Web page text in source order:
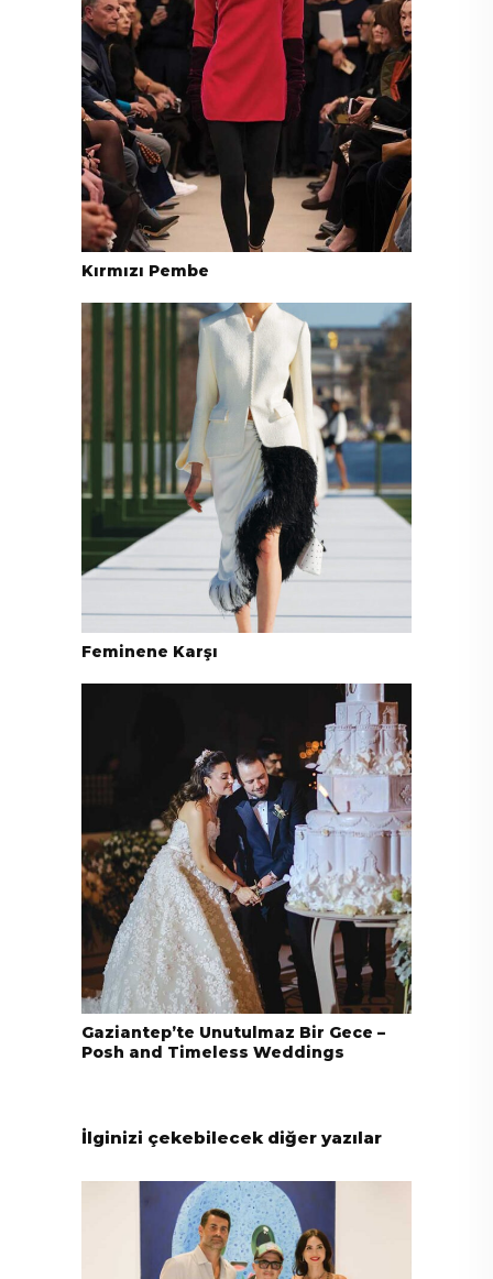
Kırmızı Pembe
Feminene Karşı
Gaziantep’te Unutulmaz Bir Gece –
Posh and Timeless Weddings
İlginizi çekebilecek diğer yazılar